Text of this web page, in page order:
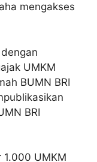
mengakses
UMKM
BUMN BRI
BRI
UMKM